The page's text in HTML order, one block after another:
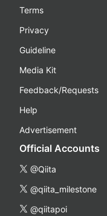
Terms
Privacy
Guideline
Media Kit
Feedback/Requests
Help
Advertisement
Official Accounts
@Qiita
@qiita_milestone
@qiitapoi